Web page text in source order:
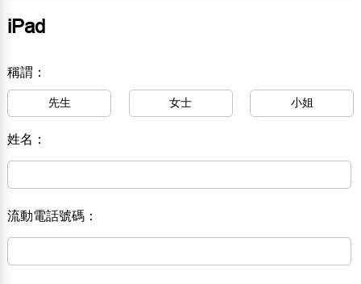
iPad
稱謂：
先生 女士 小姐
姓名：
流動電話號碼：